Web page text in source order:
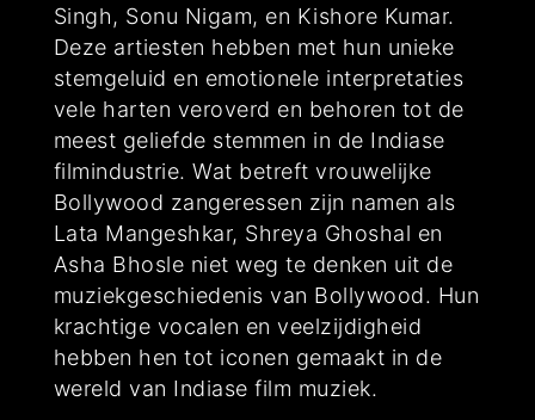
Singh, Sonu Nigam, en Kishore Kumar.
Deze artiesten hebben met hun unieke
stemgeluid en emotionele interpretaties
vele harten veroverd en behoren tot de
meest geliefde stemmen in de Indiase
filmindustrie. Wat betreft vrouwelijke
Bollywood zangeressen zijn namen als
Lata Mangeshkar, Shreya Ghoshal en
Asha Bhosle niet weg te denken uit de
muziekgeschiedenis van Bollywood. Hun
krachtige vocalen en veelzijdigheid
hebben hen tot iconen gemaakt in de
wereld van Indiase film muziek.